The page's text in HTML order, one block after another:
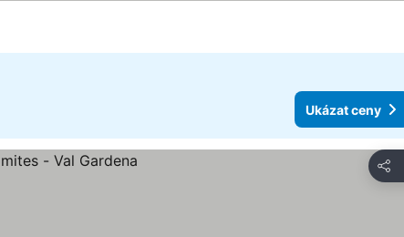
Ukázat ceny
Sdílet